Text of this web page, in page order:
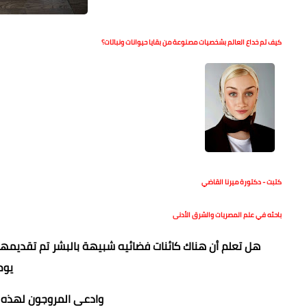
كيف تم خداع العالم بشخصيات مصنوعة من بقايا حيوانات ونباتات؟
كتبت - دكتورة ميرنا القاضي
باحثه في علم المصريات والشرق الأدنى
يوم13/
وادعى المروجون لهذه